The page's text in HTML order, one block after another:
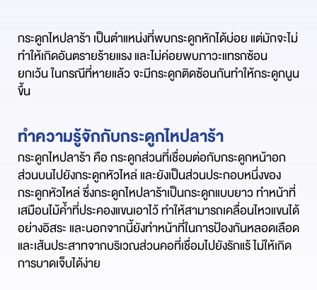
กระดูกไหปลาร้า เป็นตำแหน่งที่พบกระดูกหักได้บ่อย แต่มักจะไม่
ทำให้เกิดอันตรายร้ายแรง และไม่ค่อยพบภาวะแทรกซ้อน
ยกเว้น ในกรณีที่หายแล้ว จะมีกระดูกติดซ้อนกันทำให้กระดูกนูน
ขึ้น
ทำความรู้จักกับกระดูกไหปลาร้า
กระดูกไหปลาร้า คือ กระดูกส่วนที่เชื่อมต่อกับกระดูกหน้าอก
ส่วนบนไปยังกระดูกหัวไหล่ และยังเป็นส่วนประกอบหนึ่งของ
กระดูกหัวไหล่ ซึ่งกระดูกไหปลาร้าเป็นกระดูกแบบยาว ทำหน้าที่
เสมือนไม้ค้ำที่ประคองแขนเอาไว้ ทำให้สามารถเคลื่อนไหวแขนได้
อย่างอิสระ และนอกจากนี้ยังทำหน้าที่ในการป้องกันหลอดเลือด
และเส้นประสาทจากบริเวณส่วนคอที่เชื่อมไปยังรักแร้ ไม่ให้เกิด
การบาดเจ็บได้ง่าย